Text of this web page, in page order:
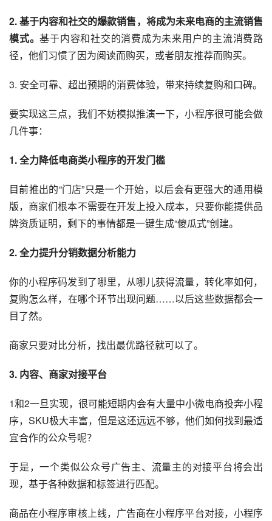
2. 基于内容和社交的爆款销售，将成为未来电商的主流销售
模式。基于内容和社交的消费成为未来用户的主流消费路
径，他们习惯了因为阅读而购买，或者朋友推荐而购买。
3. 安全可靠、超出预期的消费体验，带来持续复购和口碑。
要实现这三点，我们不妨模拟推演一下，小程序很可能会做
几件事：
1. 全力降低电商类小程序的开发门槛
目前推出的“门店”只是一个开始，以后会有更强大的通用模
版，商家们根本不需要在开发上投入成本，只要你能提供品
牌资质证明，剩下的事情都是一键生成“傻瓜式”创建。
2. 全力提升分销数据分析能力
你的小程序码发到了哪里，从哪儿获得流量， 转化率如何，
复购怎么样，在哪个环节出现问题……以后这些数据都会一
目了然。
商家只要对比分析，找出最优路径就可以了。
3. 内容、商家对接平台
1和2一旦实现，很可能短期内会有大量中小微电商投奔小程
序，SKU极大丰富，但是这还远远不够，他们如何找到最适
宜合作的公众号呢？
于是，一个类似公众号广告主、流量主的对接平台将会出
现，基于各种数据和标签进行匹配。
商品在小程序审核上线，广告商在小程序平台对接，小程序